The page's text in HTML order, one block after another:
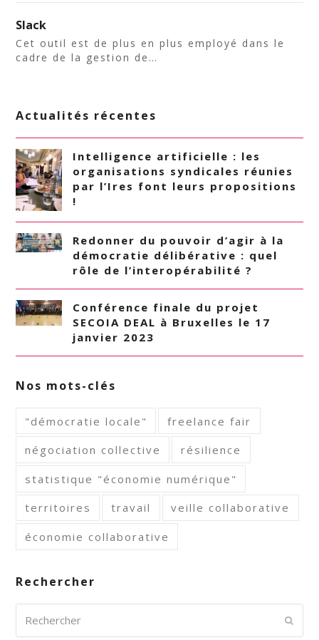
Slack
Cet outil est de plus en plus employé dans le
cadre de la gestion de…
Actualités récentes
Intelligence artificielle : les
organisations syndicales réunies
par l’Ires font leurs propositions
!
Redonner du pouvoir d’agir à la
démocratie délibérative : quel
rôle de l’interopérabilité ?
Conférence finale du projet
SECOIA DEAL à Bruxelles le 17
janvier 2023
Nos mots-clés
"démocratie locale" freelance fair
négociation collective résilience
statistique "économie numérique"
territoires travail veille collaborative
économie collaborative
Rechercher